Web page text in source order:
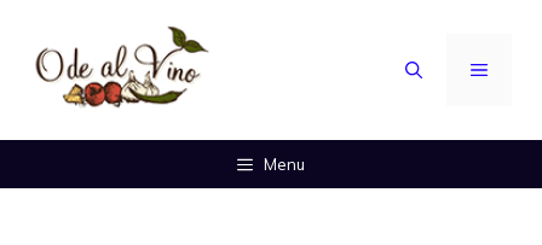
contenuto
MENU
Menu